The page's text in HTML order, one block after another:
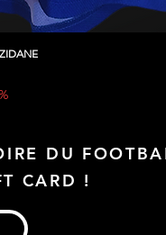
DU
CARD !